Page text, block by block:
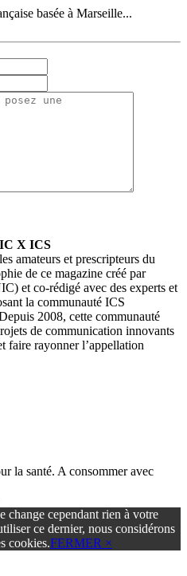
basée à Marseille...
X ICS
amateurs et prescripteurs du
de ce magazine créé par
et co-rédigé avec des experts et
la communauté ICS
2008, cette communauté
de communication innovants
faire rayonner l’appellation
la santé. A consommer avec
change cependant rien à votre
ce dernier, nous considérons
cookies.FERMER ×